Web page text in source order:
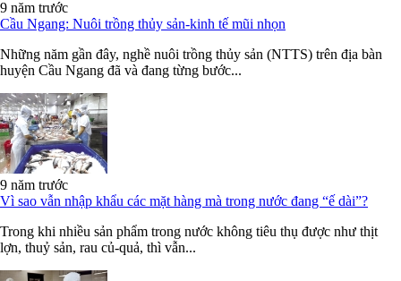
9 năm trước
Cầu Ngang: Nuôi trồng thủy sản-kinh tế mũi nhọn
Những năm gần đây, nghề nuôi trồng thủy sản (NTTS) trên địa bàn
huyện Cầu Ngang đã và đang từng bước...
9 năm trước
Vì sao vẫn nhập khẩu các mặt hàng mà trong nước đang “ế dài”?
Trong khi nhiều sản phẩm trong nước không tiêu thụ được như thịt
lợn, thuỷ sản, rau củ-quả, thì vẫn...